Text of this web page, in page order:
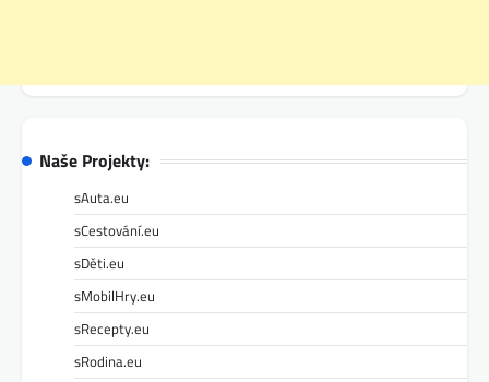
Naše Projekty:
sAuta.eu
sCestování.eu
sDěti.eu
sMobilHry.eu
sRecepty.eu
sRodina.eu